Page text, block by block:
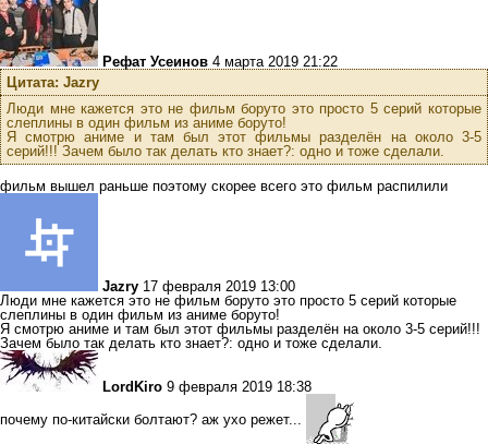
Рефат Усеинов 4 марта 2019 21:22
Цитата: Jazry
Люди мне кажется это не фильм боруто это просто 5 серий которые
слеплины в один фильм из аниме боруто!
Я смотрю аниме и там был этот фильмы разделён на около 3-5
серий!!! Зачем было так делать кто знает?: одно и тоже сделали.
фильм вышел раньше поэтому скорее всего это фильм распилили
Jazry 17 февраля 2019 13:00
Люди мне кажется это не фильм боруто это просто 5 серий которые
слеплины в один фильм из аниме боруто!
Я смотрю аниме и там был этот фильмы разделён на около 3-5 серий!!!
Зачем было так делать кто знает?: одно и тоже сделали.
LordKiro 9 февраля 2019 18:38
почему по-китайски болтают? аж ухо режет...